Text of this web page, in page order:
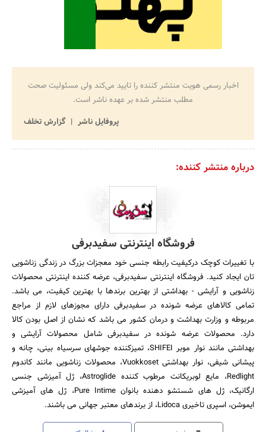
اخبار رسمی هویت منتشر کننده را تایید می‌کند ولی مسئولیت صحت
مطلب منتشر شده بر عهده ناشر است.
پروفایل ناشر
گزارش تخلف
درباره منتشر کننده:
فروشگاه اینترنتی سفیدبرفی
با تغییرات کوچک درکیفیت رابطه جنسی خود معجزات بزرگ در زندگی زناشویی
تان ایجاد کنید. فروشگاه اینترنتی سفیدبرفی، عرضه کننده اینترنتی محصولات
زناشویی و آرایشی - بهداشتی از بهترین برندها با بهترین کیفیت، می باشد.
تمامی کالاهای عرضه شونده در سفیدبرفی دارای مجوزهای لازم از مراجع
مربوطه و وزارت بهداشت و درمان کشور می باشد که نشان از اصل بودن کالا
دارد. محصولات عرضه شونده در سفیدبرفی شامل محصولات آرایشی و
بهداشتی مانند نوار موبر SHIFEI، تمیزکننده جوشهای سرسیاه بینی، چانه و
پیشانی شیفی، نوار بهداشتی Vuokkoset، محصولات زناشویی مانند کاندوم
Redlight، مایع لوبریکانت مرطوب کننده Astroglide، ژل آمیزشی جنسی
ارگانیک، ژل های شستشو دهنده بانوان Pure Intime، ژل های آمیزشی
ایموشن، اسپری تاخیری Lidoca، از برندهای معتبر جهانی می باشند.